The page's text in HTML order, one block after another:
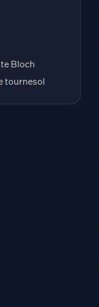
Bloch
tournesol